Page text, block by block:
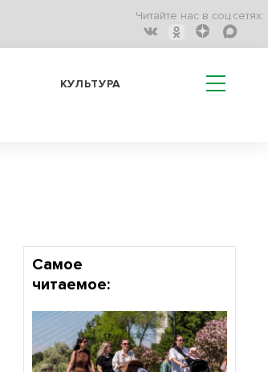
Читайте нас в соц.сетях:
КУЛЬТУРА
Самое
читаемое: